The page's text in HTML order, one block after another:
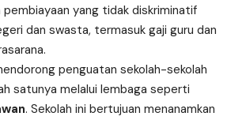
pembiayaan yang tidak diskriminatif
dan swasta, termasuk gaji guru dan
penguatan sekolah-sekolah
satunya melalui lembaga seperti
. Sekolah ini bertujuan menanamkan